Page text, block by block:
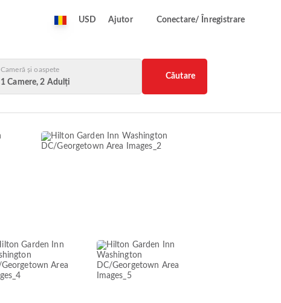
USD Ajutor Conectare/ Înregistrare
Cameră și oaspete
1 Camere, 2 Adulți
Căutare